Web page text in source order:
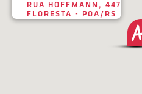
RUA HOFFMANN, 447
FLORESTA - POA/RS